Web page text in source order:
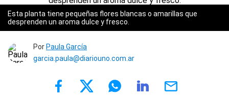
Esta planta tiene pequeñas flores blancas o amarillas que
desprenden un aroma dulce y fresco.
Por Paula García
garcia.paula@diariouno.com.ar